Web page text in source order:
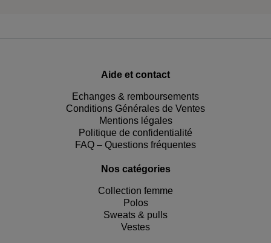
Aide et contact
Echanges & remboursements
Conditions Générales de Ventes
Mentions légales
Politique de confidentialité
FAQ – Questions fréquentes
Nos catégories
Collection femme
Polos
Sweats & pulls
Vestes